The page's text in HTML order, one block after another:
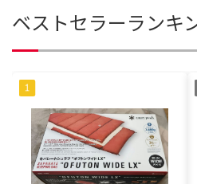
ベストセラーランキ